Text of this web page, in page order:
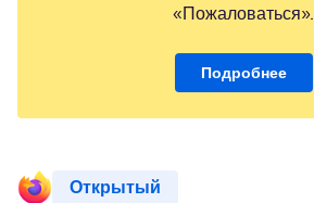
«Пожаловаться».
Подробнее
Открытый